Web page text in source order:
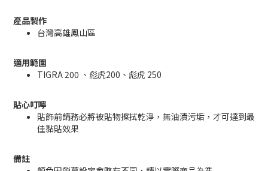
產品製作
台灣高雄鳳山區
適用範圍
TIGRA 200 、彪虎200、彪虎 250
貼心叮嚀
貼飾前請務必將被貼物擦拭乾淨，無油漬污垢，才可達到最
佳黏貼效果
備註